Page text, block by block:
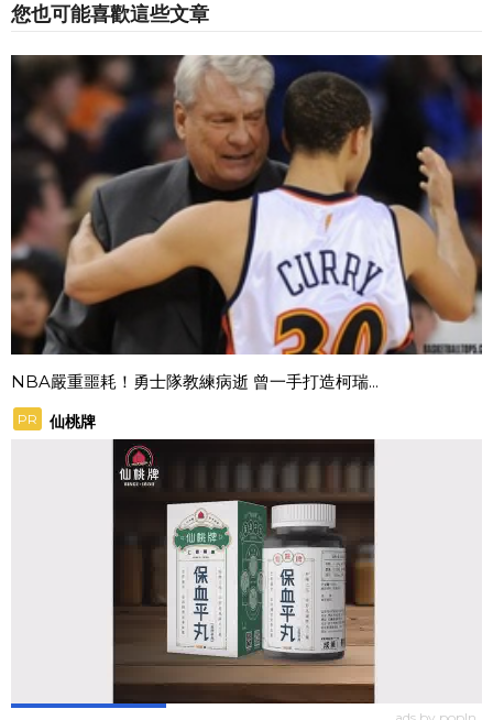
您也可能喜歡這些文章
NBA嚴重噩耗！勇士隊教練病逝 曾一手打造柯瑞...
PR 仙桃牌